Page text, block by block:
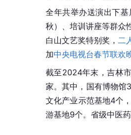
全年共举办送演出下
秋）、培训讲座等群众
白山文艺奖特别奖， 二
加中央电视台春节联欢
截至2024年末，吉林
家。其中，国有博物馆
文化产业示范基地4个
游基地9个。省级中医